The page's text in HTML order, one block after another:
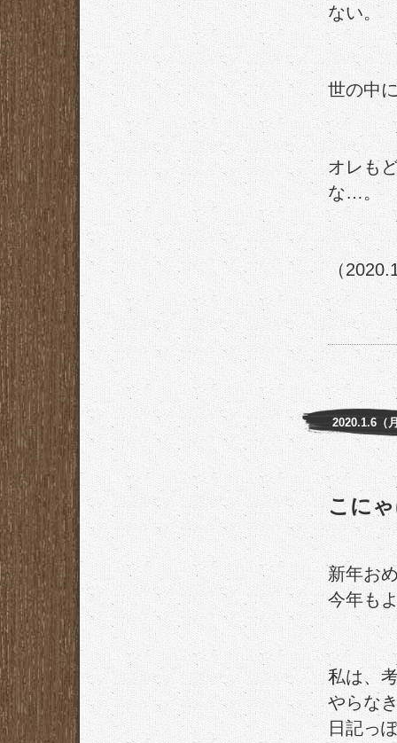
ない。
世の中
オレも
な…。
（
2020.1.6（
こに
新年お
今年も
私は、
やらな
日記っ